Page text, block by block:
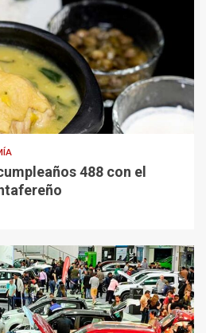
488 con el